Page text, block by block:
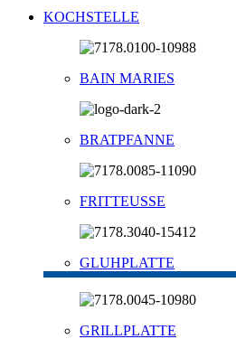
KOCHSTELLE
BAIN MARIES
BRATPFANNE
FRITTEUSSE
GLUHPLATTE
GRILLPLATTE